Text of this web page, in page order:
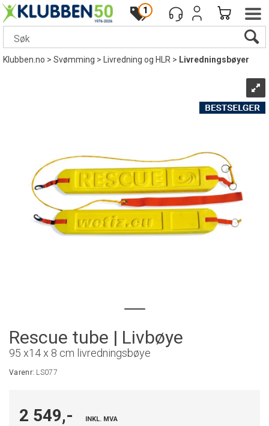
1
Klubben.no>Svømming> Livredning og HLR> Livredningsbøyer
Rescue tube | Livbøye
95 x14 x 8 cm livredningsbøye
Varenr: LS077
2 549,- INKL. MVA